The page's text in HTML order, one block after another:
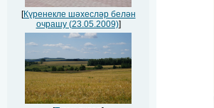
[Күренекле шәхесләр белән
очрашу (23.05.2009)]